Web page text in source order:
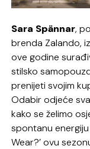
Sara Spännar,
brenda Zalando,
ove godine
stilsko
prenijeti svojim
Odabir odjeće
kako se želimo
spontanu
Wear?’ ovu